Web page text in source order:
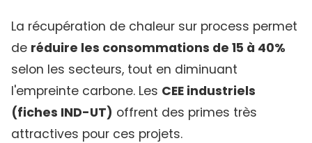
La récupération de chaleur sur process permet
de réduire les consommations de 15 à 40%
selon les secteurs, tout en diminuant
l'empreinte carbone. Les CEE industriels
(fiches IND-UT) offrent des primes très
attractives pour ces projets.